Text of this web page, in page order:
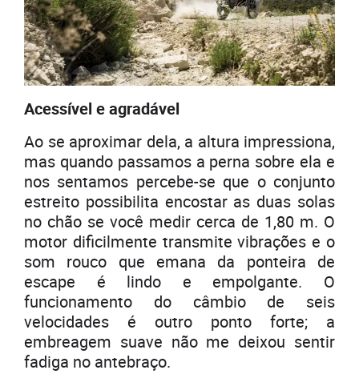
Acessível e agradável
Ao se aproximar dela, a altura impressiona,
mas quando passamos a perna sobre ela e
nos sentamos percebe-se que o conjunto
estreito possibilita encostar as duas solas
no chão se você medir cerca de 1,80 m. O
motor dificilmente transmite vibrações e o
som rouco que emana da ponteira de
escape é lindo e empolgante. O
funcionamento do câmbio de seis
velocidades é outro ponto forte; a
embreagem suave não me deixou sentir
fadiga no antebraço.